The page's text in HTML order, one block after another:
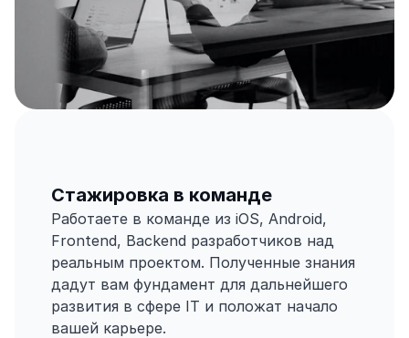
Стажировка в команде
Работаете в команде из iOS, Android,
Frontend, Backend разработчиков над
реальным проектом. Полученные знания
дадут вам фундамент для дальнейшего
развития в сфере IT и положат начало
вашей карьере.